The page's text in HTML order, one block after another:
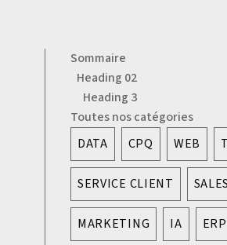
Sommaire
Heading 02
Heading 3
Toutes nos catégories
DATA
CPQ WEB
SERVICE CLIENT SALES
MARKETING IA ERP